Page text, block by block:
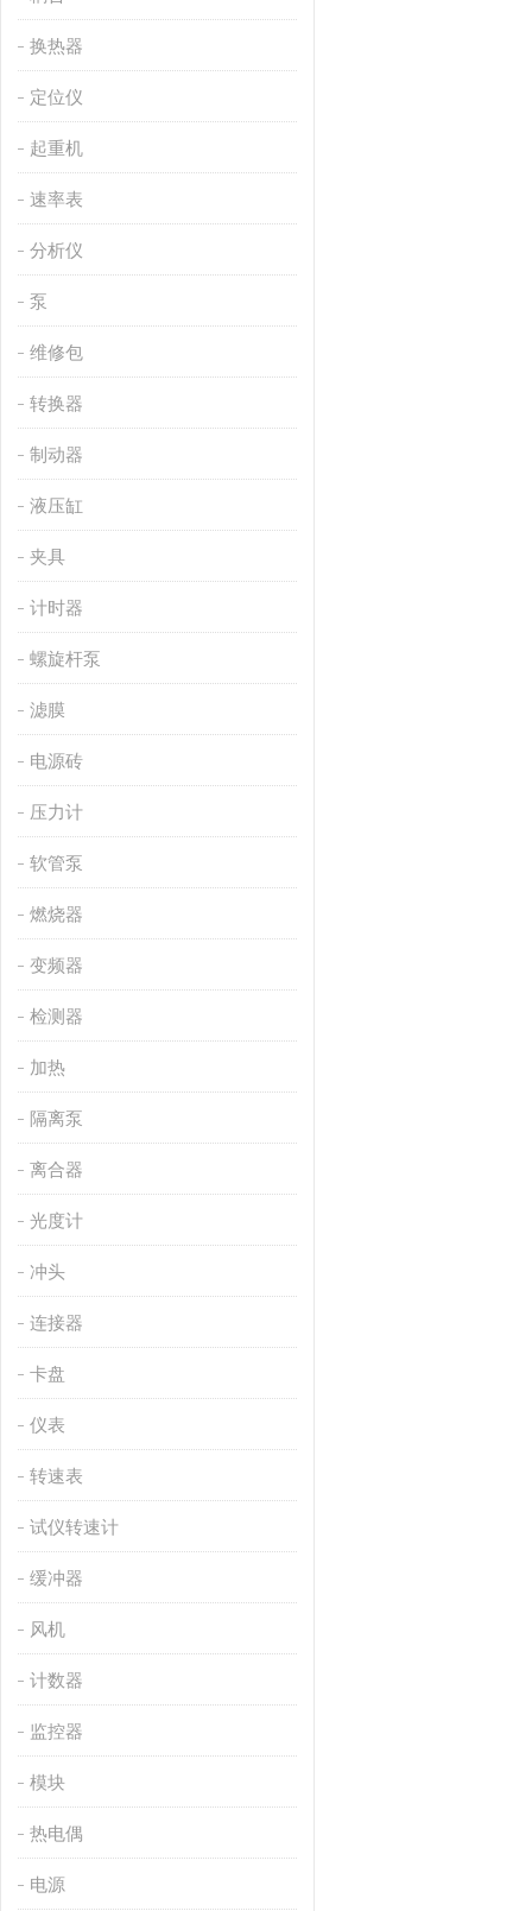
换热器
定位仪
起重机
速率表
分析仪
泵
维修包
转换器
制动器
液压缸
夹具
计时器
螺旋杆泵
滤膜
电源砖
压力计
软管泵
燃烧器
变频器
检测器
加热
隔离泵
离合器
光度计
冲头
连接器
卡盘
仪表
转速表
试仪转速计
缓冲器
风机
计数器
监控器
模块
热电偶
电源